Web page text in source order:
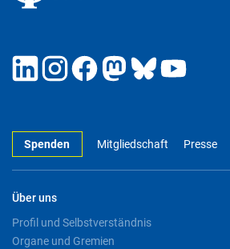
Spenden Mitgliedschaft Presse
Über uns
Profil und Selbstverständnis
Organe und Gremien